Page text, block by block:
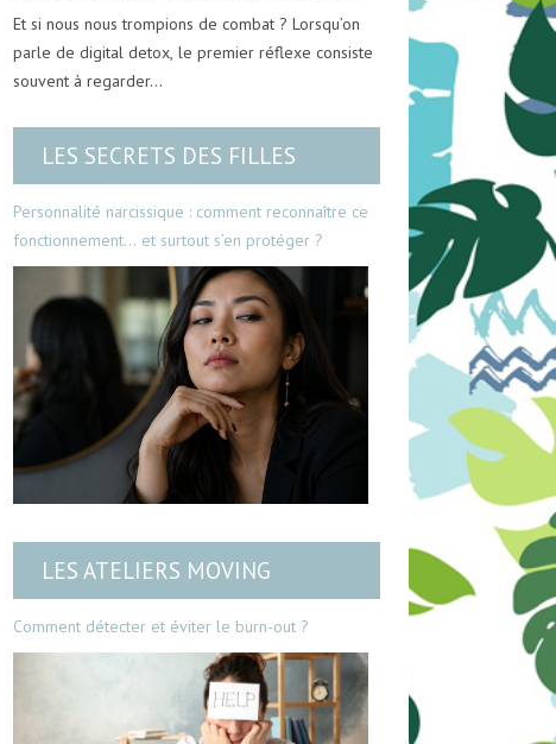
Et si nous nous trompions de combat ? Lorsqu’on
parle de digital detox, le premier réflexe consiste
souvent à regarder…
LES SECRETS DES FILLES
Personnalité narcissique : comment reconnaître ce
fonctionnement… et surtout s’en protéger ?
LES ATELIERS MOVING
Comment détecter et éviter le burn-out ?